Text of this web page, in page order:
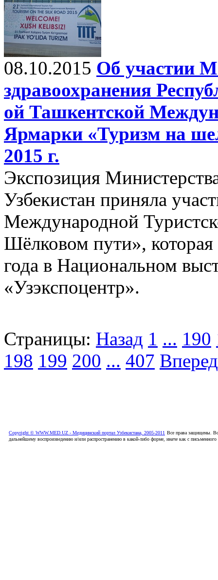
08.10.2015 Об участии
здравоохранения
ой Ташкентской
Ярмарки «Туризм на
2015 г.
Экспозиция
Узбекистан приняла
Международной
Шёлковом пути», которая
года в Национальном
«Узэкспоцентр».
Страницы: Назад 1 ... 190
198 199 200 ... 407 Вперед
Copyright © WWW.MED.UZ - Медицинский портал Узбекистана, 2005-2011 Все права защищены.
дальнейшему воспроизведению и/или распространению в какой-либо форме, иначе как с